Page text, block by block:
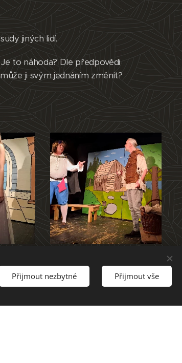
jiných lidí.
to náhoda? Dle předpovědi
ji svým jednáním změnit?
Přijmout nezbytné Přijmout vše